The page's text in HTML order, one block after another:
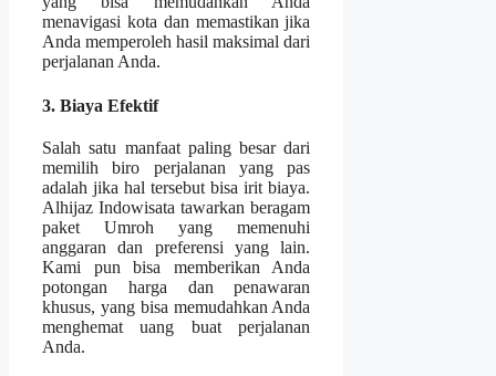
menavigasi kota dan memastikan jika
Anda memperoleh hasil maksimal dari
perjalanan Anda.
3. Biaya Efektif
Salah satu manfaat paling besar dari
memilih biro perjalanan yang pas
adalah jika hal tersebut bisa irit biaya.
Alhijaz Indowisata tawarkan beragam
paket Umroh yang memenuhi
anggaran dan preferensi yang lain.
Kami pun bisa memberikan Anda
potongan harga dan penawaran
khusus, yang bisa memudahkan Anda
menghemat uang buat perjalanan
Anda.